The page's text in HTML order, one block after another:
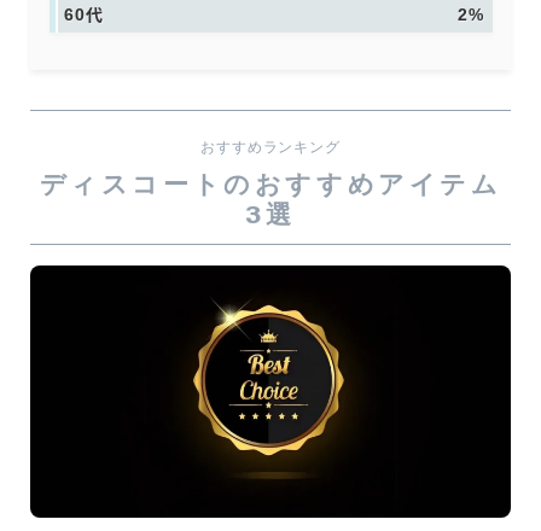
60代 2%
おすすめランキング
ディスコートのおすすめアイテム
3選